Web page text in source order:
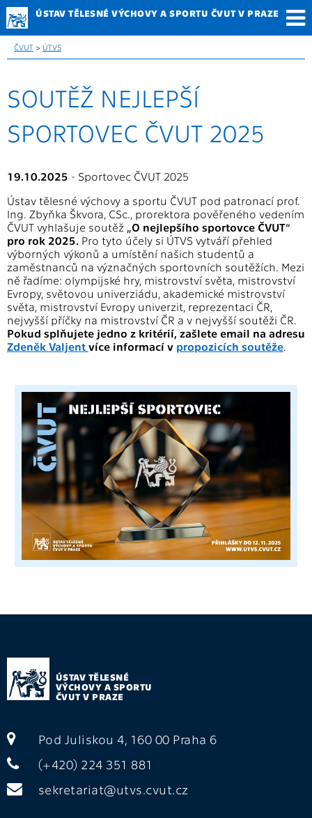
ÚSTAV TĚLESNÉ VÝCHOVY A SPORTU ČVUT V PRAZE
ČVUT > ÚTVS
SOUTĚŽ NEJLEPŠÍ
SPORTOVEC ČVUT 2025
19.10.2025 - Sportovec ČVUT 2025
Ústav tělesné výchovy a sportu ČVUT pod patronací prof.
Ing. Zbyňka Škvora, CSc., prorektora pověřeného vedením
ČVUT vyhlašuje soutěž „O nejlepšího sportovce ČVUT“
pro rok 2025. Pro tyto účely si ÚTVS vytváří přehled
výborných výkonů a umístění našich studentů a
zaměstnanců na význačných sportovních soutěžích. Mezi
ně řadíme: olympijské hry, mistrovství světa, mistrovství
Evropy, světovou univerziádu, akademické mistrovství
světa, mistrovství Evropy univerzit, reprezentaci ČR,
nejvyšší příčky na mistrovství ČR a v nejvyšší soutěži ČR.
Pokud splňujete jedno z kritérií, zašlete email na adresu
Zdeněk Valjent více informací v propozicích soutěže.
ÚSTAV TĚLESNÉ
VÝCHOVY A SPORTU
ČVUT V PRAZE
Pod Juliskou 4, 160 00 Praha 6
(+420) 224 351 881
sekretariat@utvs.cvut.cz